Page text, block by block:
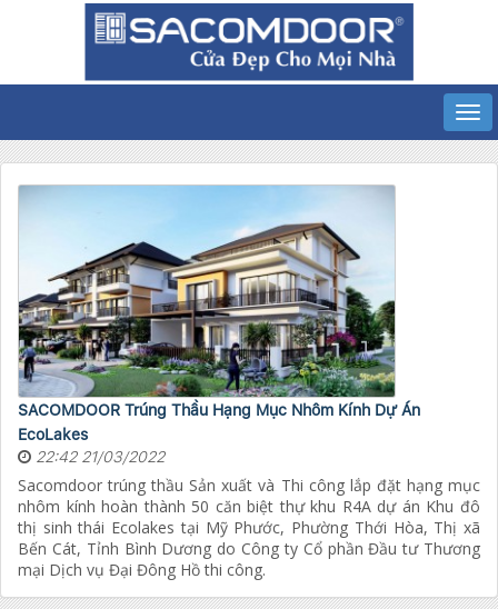
SACOMDOOR Trúng Thầu Hạng Mục Nhôm Kính Dự Án
EcoLakes
22:42 21/03/2022
Sacomdoor trúng thầu Sản xuất và Thi công lắp đặt hạng mục
nhôm kính hoàn thành 50 căn biệt thự khu R4A dự án Khu đô
thị sinh thái Ecolakes tại Mỹ Phước, Phường Thới Hòa, Thị xã
Bến Cát, Tỉnh Bình Dương do Công ty Cổ phần Đầu tư Thương
mại Dịch vụ Đại Đông Hồ thi công.